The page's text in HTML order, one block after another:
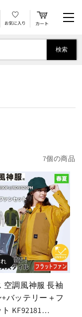
ー
検索
7個の商品
空調風神服 長袖
バッテリー＋フ
KF92181